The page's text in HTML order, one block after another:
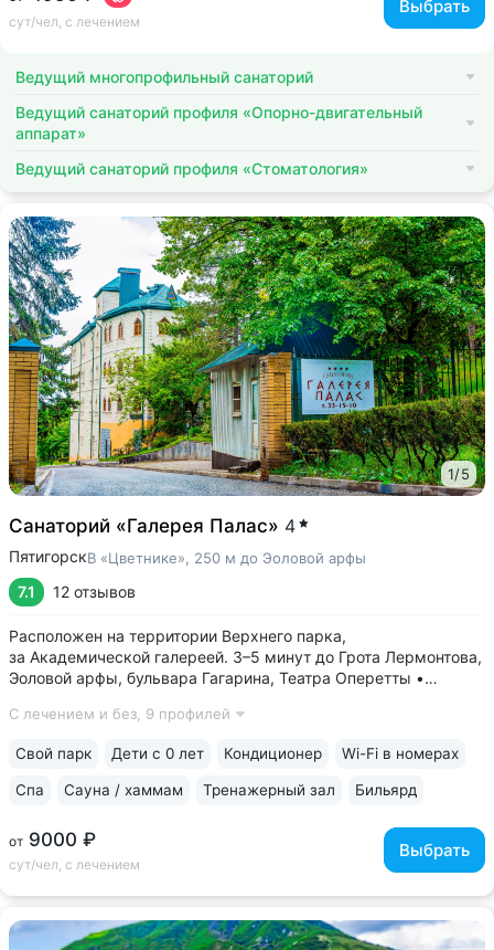
сут/чел, с лечением
Выбрать
Ведущий многопрофильный санаторий
Ведущий санаторий профиля «Опорно-двигательный
аппарат»
Ведущий санаторий профиля «Стоматология»
1/5
Санаторий «Галерея Палас» 4
ПятигорскВ «Цветнике», 250 м до Эоловой арфы
7.1 12 отзывов
Расположен на территории Верхнего парка,
за Академической галереей. 3–5 минут до Грота Лермонтова,
Эоловой арфы, бульвара Гагарина, Театра Оперетты •
с Михайловским источником за зданием санатория. Ванны
С лечением и без, 9 профилей
от 9000 ₽
сут/чел, с лечением
Выбрать
Свой парк Дети с 0 лет Кондиционер Wi-Fi в номерах
Спа Сауна / хаммам Тренажерный зал Бильярд